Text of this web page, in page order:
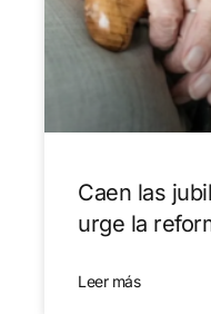
Caen las
urge la
Leer más